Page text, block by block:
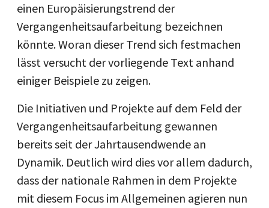
einen Europäisierungstrend der
Vergangenheitsaufarbeitung bezeichnen
könnte. Woran dieser Trend sich festmachen
lässt versucht der vorliegende Text anhand
einiger Beispiele zu zeigen.
Die Initiativen und Projekte auf dem Feld der
Vergangenheitsaufarbeitung gewannen
bereits seit der Jahrtausendwende an
Dynamik. Deutlich wird dies vor allem dadurch,
dass der nationale Rahmen in dem Projekte
mit diesem Focus im Allgemeinen agieren nun